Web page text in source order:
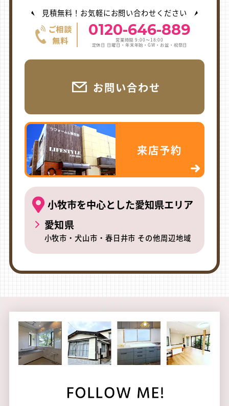
見積無料！お気軽にお問い合わせください
0120-646-889
営業時間 9:00〜18:00
定休日 日曜日・年末年始・GW・お盆・祝祭日
お問い合わせ
来店予約
小牧市を中心とした愛知県エリア
愛知県
小牧市・犬山市・春日井市 その他周辺地域